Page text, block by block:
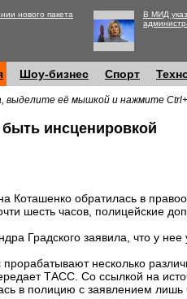
нового пакета
В МИД
Шоу-бизнес Спорт
выделите её мышкой и нажмите
инсценировкой
Коташенко обратилась в
шесть часов, полицейские
Градского заявила, что у нее
несколько
ТАСС. Со ссылкой на
в полицию с заявлением лишь